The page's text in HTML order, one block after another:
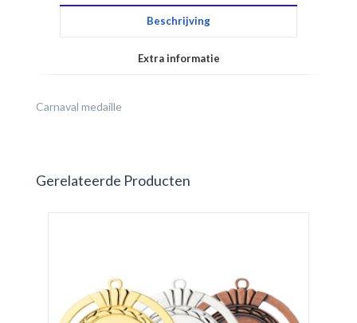
Beschrijving
Extra informatie
Carnaval medaille
Gerelateerde Producten